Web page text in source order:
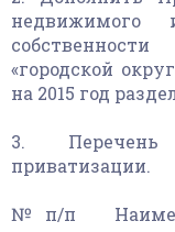
недвижимого
«городской
на 2015 год
3. Перечень
приватизации.
№ п/п